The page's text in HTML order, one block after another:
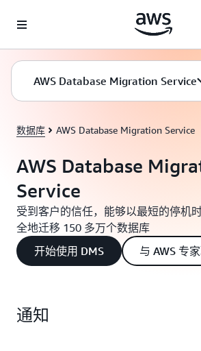
AWS Database Migration Service
数据库 AWS Database Migration Service
AWS Database
Service
受到客户的信任，能够以最短的停机
全地迁移 150 多万个数据库
开始使用 DMS
与 AWS 专
通知